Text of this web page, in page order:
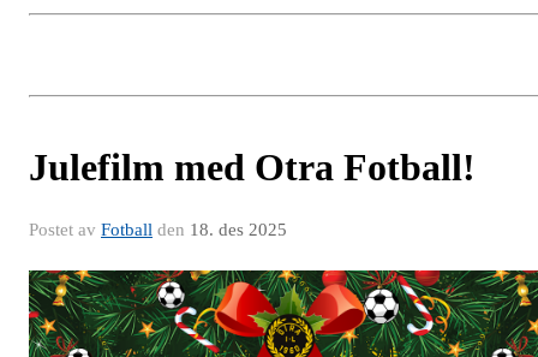
Julefilm med Otra Fotball!
Postet av Fotball den 18. des 2025